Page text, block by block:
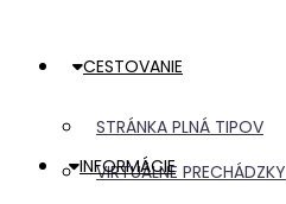
CESTOVANIE
STRÁNKA PLNÁ TIPOV
VIRTUÁLNE PRECHÁDZKY
INFORMÁCIE